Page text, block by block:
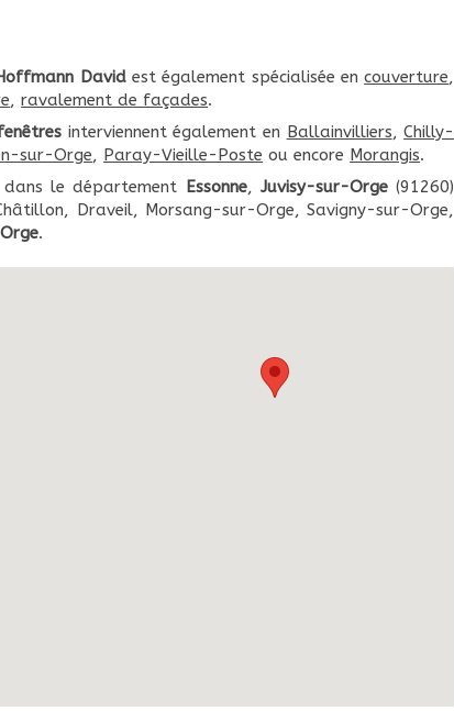
Davidest également spécialisée encouverture,
,ravalement de façades.
interviennent également en Ballainvilliers,Chilly-
sur-Orge, Paray-Vieille-Poste ou encore Morangis.
le département Essonne, Juvisy-sur-Orge(91260)
Draveil, Morsang-sur-Orge, Savigny-sur-Orge,
.